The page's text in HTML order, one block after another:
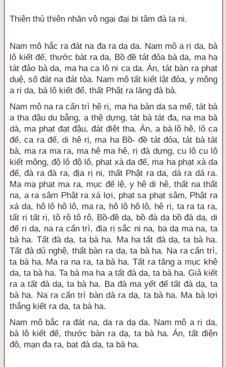
Thiên thủ thiên nhãn vô ngại đại bi tâm đà la ni.
Nam mô hắc ra đát na đa ra dạ da. Nam mô a rị da, bà
lô kiết đế, thước bát ra da, Bồ đề tát đỏa bà da, ma ha
tát đảo bà da, ma ha ca lô ni ca da. Án, tát bàn ra phạt
duệ, số đát na đát tỏa. Nam mô tất kiết lật đỏa, y mông
a rị da, bà lô kiết đế, thất Phật ra lăng đà bà.
Nam mô na ra cẩn trì hê rị, ma ha bàn da sa mế, tát bà
a tha đậu du bằng, a thệ dựng, tát bà tát đa, na ma bà
dà, ma phạt đạt đậu, đát điệt tha. Án, a bà lô hê, lô ca
đế, ca ra đế, di hê rị, ma ha Bồ- đề tát đỏa, tát bà tát
bà, ma ra ma ra, ma hê ma hê, rị đà dựng, cu lô cu lô
kiết mông, độ lô độ lô, phạt xà da đế, ma ha phạt xà da
đế, đà ra đà ra, địa rị ni, thất Phật ra da, dá ra dá ra.
Mạ mạ phạt ma ra, mục đế lệ, y hê di hê, thất na thất
na, a ra sâm Phật ra xá lợi, phạt sa phạt sâm, Phật ra
xá da, hô lô hô lô, ma ra, hô lô hô lô, hê rị, ta ra ta ra,
tất rị tất rị, tô rô tô rô, Bồ-đề dạ, bồ đà dạ bồ đà dạ, di
đế rị dạ, na ra cẩn trì, địa rị sắc ni na, ba dạ ma na, ta
bà ha. Tất đà dạ, ta bà ha. Ma ha tất đà dạ, ta bà ha.
Tất đà dủ nghệ, thất bàn ra dạ, ta bà ha. Na ra cẩn trì,
ta bà ha. Ma ra na ra, ta bà ha. Tất ra tăng a mục khê
da, ta bà ha. Ta bà ma ha a tất đà da, ta bà ha. Giả kiết
ra a tất đà dạ, ta bà ha. Ba đà ma yết đế tất đà dạ, ta
bà ha. Na ra cẩn trì bàn dà ra dạ, ta bà ha. Ma bà lợi
thắng kiết ra dạ, ta bà ha.
Nam mô bắc ra đát na, da ra dạ da. Nam mô a rị da,
bà lô kiết đế, thước bàn ra dạ, ta bà ha. Án, tất điện
đô, mạn đa ra, bạt đà dạ, ta bà ha.